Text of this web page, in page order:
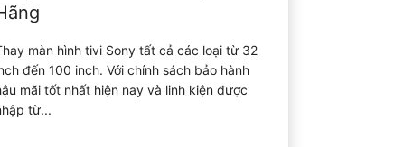
màn hình tivi Sony tất cả các loại từ 32
đến 100 inch. Với chính sách bảo hành
mãi tốt nhất hiện nay và linh kiện được
từ...